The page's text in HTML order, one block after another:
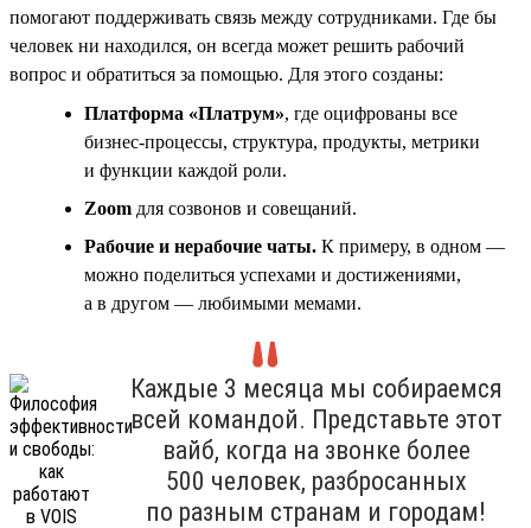
помогают поддерживать связь между сотрудниками. Где бы
человек ни находился, он всегда может решить рабочий
вопрос и обратиться за помощью. Для этого созданы:
Платформа «Платрум», где оцифрованы все
бизнес-процессы, структура, продукты, метрики
и функции каждой роли.
Zoom для созвонов и совещаний.
Рабочие и нерабочие чаты. К примеру, в одном —
можно поделиться успехами и достижениями,
а в другом — любимыми мемами.
Каждые 3 месяца мы собираемся
всей командой. Представьте этот
вайб, когда на звонке более
500 человек, разбросанных
по разным странам и городам!